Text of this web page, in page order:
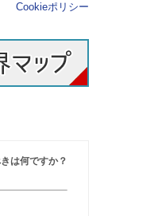
Cookieポリシー